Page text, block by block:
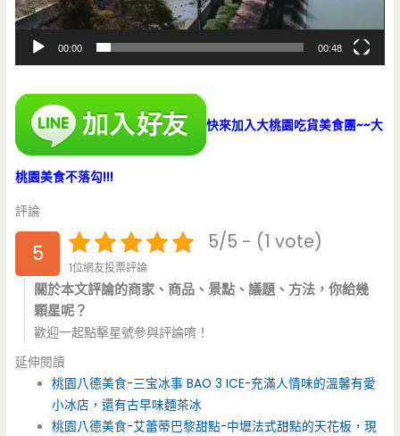
00:00 00:48
快來加入大桃園吃貨美食團~~大
桃園美食不落勾!!!
評論
5 5/5 - (1 vote)
1位網友投票評論
關於本文評論的商家、商品、景點、議題、方法，你給幾
顆星呢？
歡迎一起點擊星號參與評論唷！
延伸閱讀
桃園八德美食-三宝冰事 BAO 3 ICE-充滿人情味的溫馨有愛
小冰店，還有古早味麵茶冰
桃園八德美食-艾蕾蒂巴黎甜點-中壢法式甜點的天花板，現